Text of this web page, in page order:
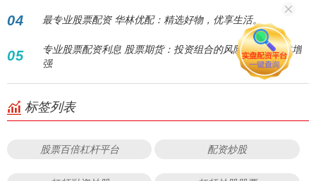
04 最专业股票配资 华林优配：精选好物，优享生活。
05
专业股票配资利息 股票期货：投资组合的风险对冲与收益增
强
标签列表
股票百倍杠杆平台 配资炒股